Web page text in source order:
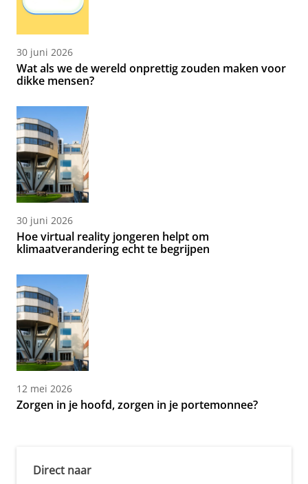
30 juni 2026
Wat als we de wereld onprettig zouden maken voor
dikke mensen?
30 juni 2026
Hoe virtual reality jongeren helpt om
klimaatverandering echt te begrijpen
12 mei 2026
Zorgen in je hoofd, zorgen in je portemonnee?
Direct naar